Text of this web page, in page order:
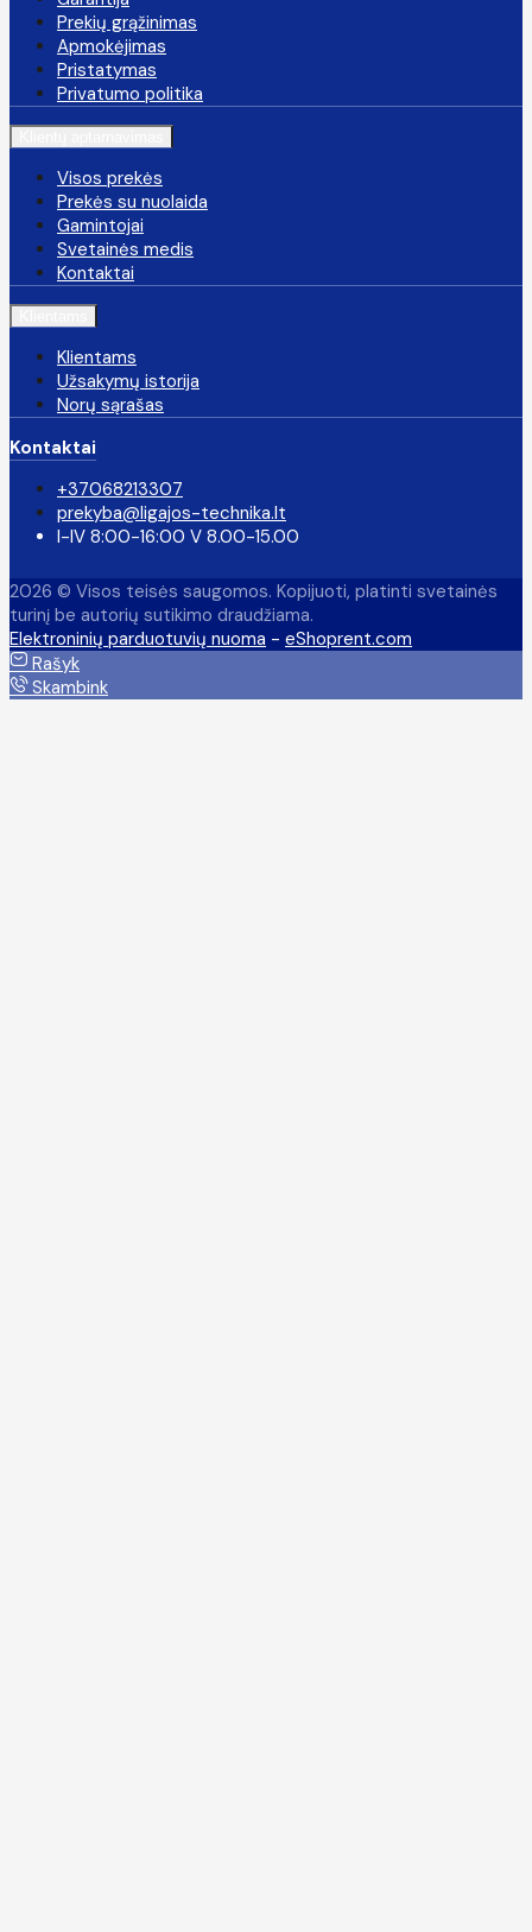
Prekių grąžinimas
Apmokėjimas
Pristatymas
Privatumo politika
Visos prekės
Prekės su nuolaida
Gamintojai
Svetainės medis
Kontaktai
Klientams
Užsakymų istorija
Norų sąrašas
Kontaktai
+37068213307
prekyba@ligajos-technika.lt
I-IV 8:00-16:00 V 8.00-15.00
2026 © Visos teisės saugomos. Kopijuoti, platinti svetainės
turinį be autorių sutikimo draudžiama.
Elektroninių parduotuvių nuoma - eShoprent.com
Rašyk
Skambink